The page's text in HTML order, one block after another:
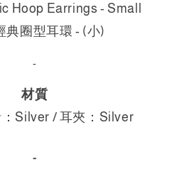
Hoop Earrings - Small
典圈型耳環 - (小)
-
材質
Silver / 耳夾：Silver
-